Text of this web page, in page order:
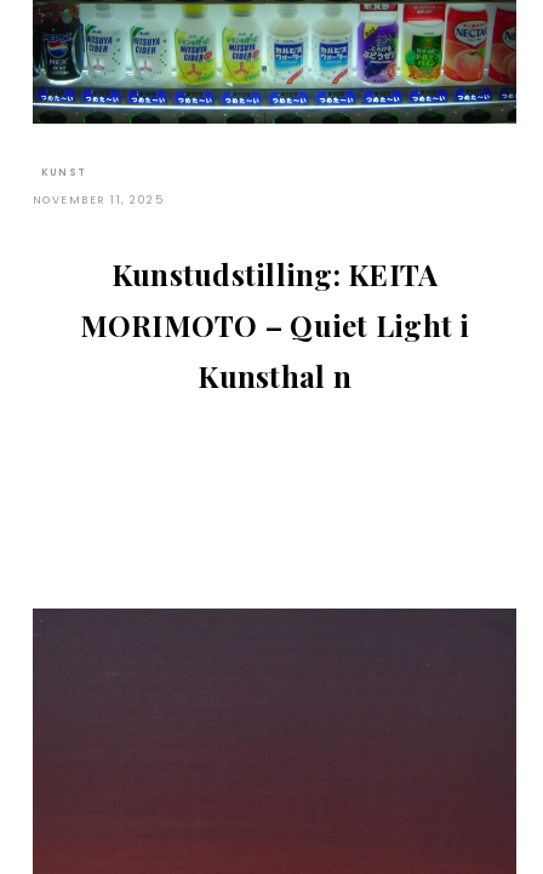
KUNST
NOVEMBER 11, 2025
Kunstudstilling: KEITA
MORIMOTO – Quiet Light i
Kunsthal n